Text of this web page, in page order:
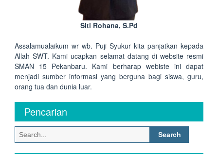
Siti Rohana, S.Pd
Assalamualaikum wr wb. Puji Syukur kita panjatkan kepada
Allah SWT. Kami ucapkan selamat datang di website resmi
SMAN 15 Pekanbaru. Kami berharap webiste ini dapat
menjadi sumber informasi yang berguna bagi siswa, guru,
orang tua dan dunia luar.
Pencarian
Search
for: